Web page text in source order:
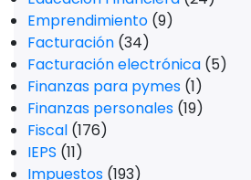
Emprendimiento (9)
Facturación (34)
Facturación electrónica (5)
Finanzas para pymes (1)
Finanzas personales (19)
Fiscal (176)
IEPS (11)
Impuestos (193)